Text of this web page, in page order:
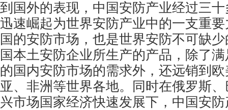
到国外的表现，中国安防产业经过三
迅速崛起为世界安防产业中的一支重
国的安防市场，也是世界安防不可缺
国本土安防企业所生产的产品，除了
的国内安防市场的需求外，还远销到
亚、非洲等世界各地。同时在俄罗斯
兴市场国家经济快速发展下，中国安